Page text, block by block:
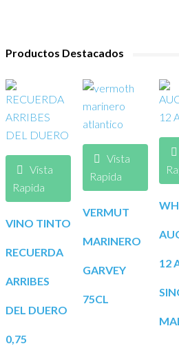
Productos Destacados
Vista
Rapida
VINO TINTO
RECUERDA
ARRIBES
DEL DUERO
0,75
Vista
Rapida
VERMUT
MARINERO
GARVEY
75CL
12